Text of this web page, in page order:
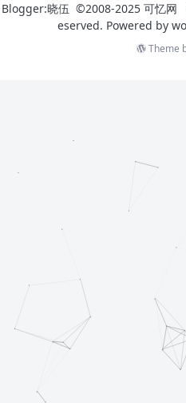
Blogger:晓伍 ©2008-2025 可忆网
eserved. Powered by
Theme